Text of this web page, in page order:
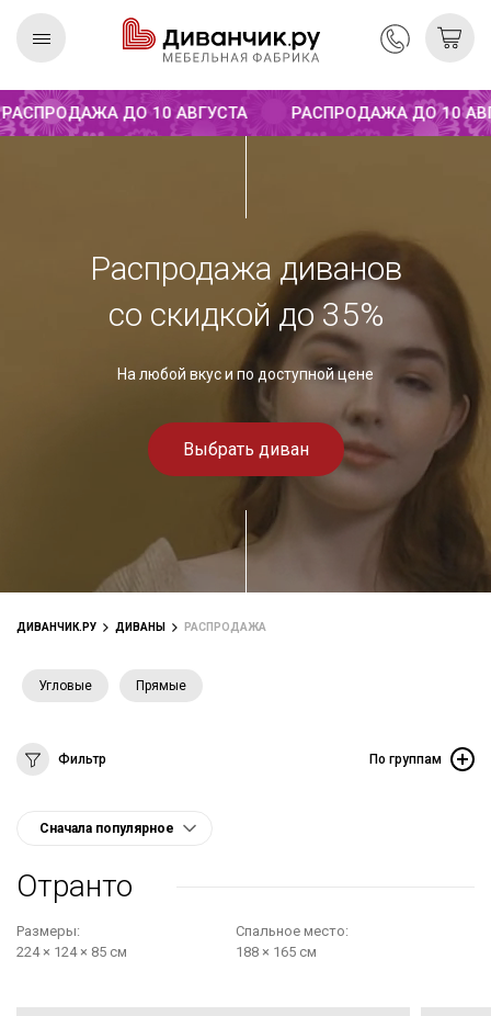
ДО 10 АВГУСТА РАСПРОДАЖА ДО 10
Распродажа диванов
со скидкой до 35%
На любой вкус и по доступной цене
Выбрать диван
ДИВАНЧИК.РУ ДИВАНЫ РАСПРОДАЖА
Угловые Прямые
Фильтр По группам
Отранто
Размеры:
224 × 124 × 85 см
Cпальное место:
188 × 165 см
Скандинавская